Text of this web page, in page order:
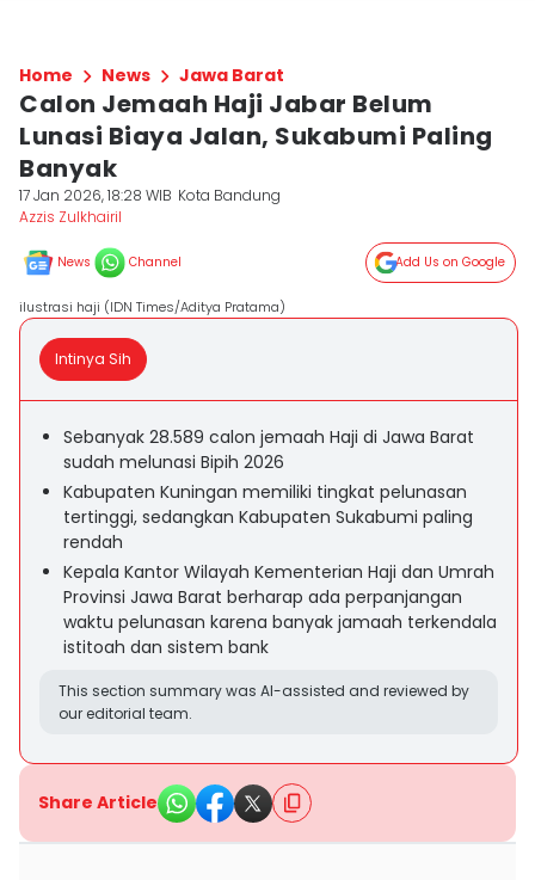
Home News Jawa Barat
Calon Jemaah Haji Jabar Belum
Lunasi Biaya Jalan, Sukabumi Paling
Banyak
17 Jan 2026, 18:28 WIB Kota Bandung
Azzis Zulkhairil
News Channel Add Us on Google
ilustrasi haji (IDN Times/Aditya Pratama)
Intinya Sih
Sebanyak 28.589 calon jemaah Haji di Jawa Barat
sudah melunasi Bipih 2026
Kabupaten Kuningan memiliki tingkat pelunasan
tertinggi, sedangkan Kabupaten Sukabumi paling
rendah
Kepala Kantor Wilayah Kementerian Haji dan Umrah
Provinsi Jawa Barat berharap ada perpanjangan
waktu pelunasan karena banyak jamaah terkendala
istitoah dan sistem bank
This section summary was AI-assisted and reviewed by
our editorial team.
Share Article